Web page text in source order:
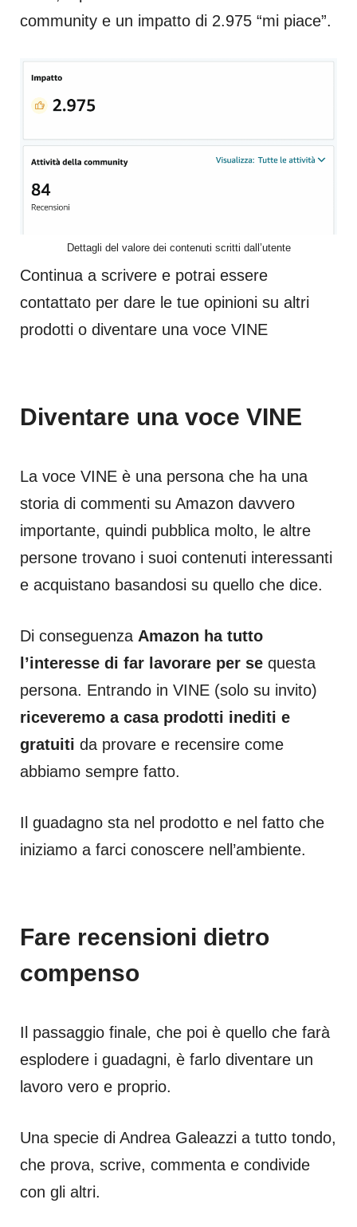
community e un impatto di 2.975 “mi piace”.
Dettagli del valore dei contenuti scritti dall’utente
Continua a scrivere e potrai essere
contattato per dare le tue opinioni su altri
prodotti o diventare una voce VINE
Diventare una voce VINE
La voce VINE è una persona che ha una
storia di commenti su Amazon davvero
importante, quindi pubblica molto, le altre
persone trovano i suoi contenuti interessanti
e acquistano basandosi su quello che dice.
Di conseguenza Amazon ha tutto
l’interesse di far lavorare per se questa
persona. Entrando in VINE (solo su invito)
riceveremo a casa prodotti inediti e
gratuiti da provare e recensire come
abbiamo sempre fatto.
Il guadagno sta nel prodotto e nel fatto che
iniziamo a farci conoscere nell’ambiente.
Fare recensioni dietro
compenso
Il passaggio finale, che poi è quello che farà
esplodere i guadagni, è farlo diventare un
lavoro vero e proprio.
Una specie di Andrea Galeazzi a tutto tondo,
che prova, scrive, commenta e condivide
con gli altri.